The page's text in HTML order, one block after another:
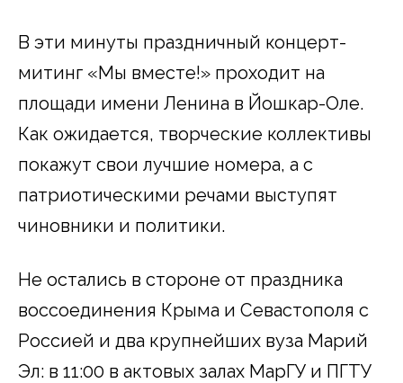
В эти минуты праздничный концерт-
митинг «Мы вместе!» проходит на
площади имени Ленина в Йошкар-Оле.
Как ожидается, творческие коллективы
покажут свои лучшие номера, а с
патриотическими речами выступят
чиновники и политики.
Не остались в стороне от праздника
воссоединения Крыма и Севастополя с
Россией и два крупнейших вуза Марий
Эл: в 11:00 в актовых залах МарГУ и ПГТУ